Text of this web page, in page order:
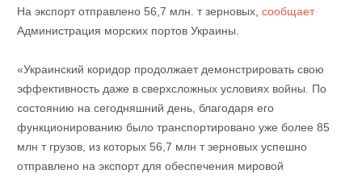
На экспорт отправлено 56,7 млн. т зерновых, сообщает
Администрация морских портов Украины.
«Украинский коридор продолжает демонстрировать свою
эффективность даже в сверхсложных условиях войны. По
состоянию на сегодняшний день, благодаря его
функционированию было транспортировано уже более 85
млн т грузов, из которых 56,7 млн ​​т зерновых успешно
отправлено на экспорт для обеспечения мировой